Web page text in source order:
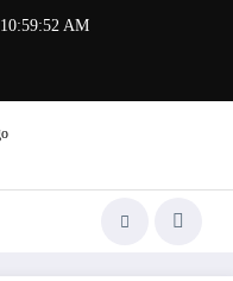
10:59:52 AM